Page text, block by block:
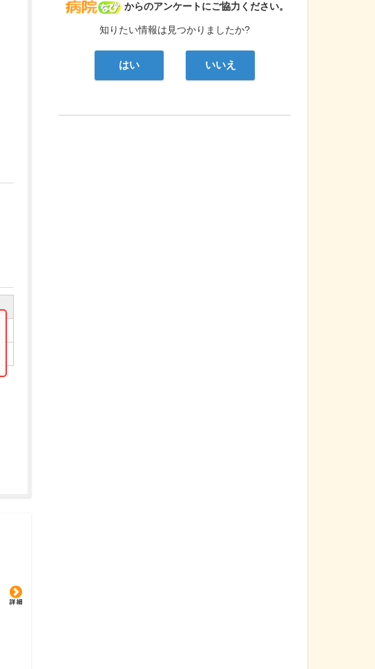
病院なび
からのアンケートにご協力ください。
知りたい情報は見つかりましたか?
はい いいえ